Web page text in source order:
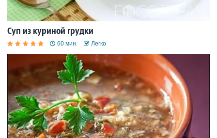
Суп из куриной грудки
60 мин. Легко